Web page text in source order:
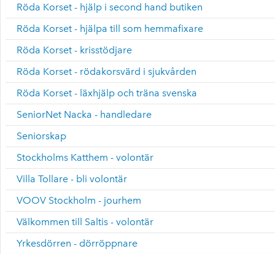
Röda Korset - hjälp i second hand butiken
Röda Korset - hjälpa till som hemmafixare
Röda Korset - krisstödjare
Röda Korset - rödakorsvärd i sjukvården
Röda Korset - läxhjälp och träna svenska
SeniorNet Nacka - handledare
Seniorskap
Stockholms Katthem - volontär
Villa Tollare - bli volontär
VOOV Stockholm - jourhem
Välkommen till Saltis - volontär
Yrkesdörren - dörröppnare